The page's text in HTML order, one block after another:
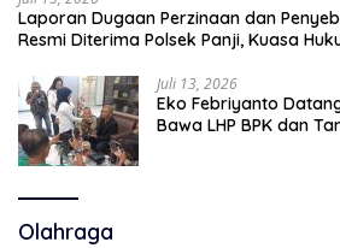
Laporan Dugaan Perzinaan dan
Resmi Diterima Polsek Panji, Kuasa
Juli 13, 2026
Eko Febriyanto
Bawa LHP BPK dan
Olahraga